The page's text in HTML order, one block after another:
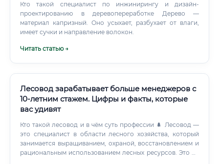
Кто такой специалист по инжинирингу и дизайн-
проектированию в деревопереработке Дерево —
материал капризный. Оно усыхает, разбухает от влаги,
имеет сучки и направление волокон.
Читать статью →
Лесовод зарабатывает больше менеджеров с
10-летним стажем. Цифры и факты, которые
вас удивят
Кто такой лесовод и в чём суть профессии 🌲 Лесовод —
это специалист в области лесного хозяйства, который
занимается выращиванием, охраной, восстановлением и
рациональным использованием лесных ресурсов. Это не